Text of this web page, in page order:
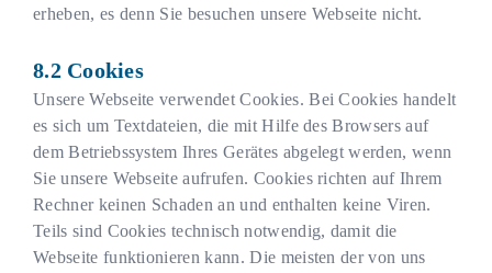
erheben, es denn Sie besuchen unsere Webseite nicht.
Cookies
Unsere Webseite verwendet Cookies. Bei Cookies handelt
es sich um Textdateien, die mit Hilfe des Browsers auf
dem Betriebssystem Ihres Gerätes abgelegt werden, wenn
Sie unsere Webseite aufrufen. Cookies richten auf Ihrem
Rechner keinen Schaden an und enthalten keine Viren.
Teils sind Cookies technisch notwendig, damit die
Webseite funktionieren kann. Die meisten der von uns